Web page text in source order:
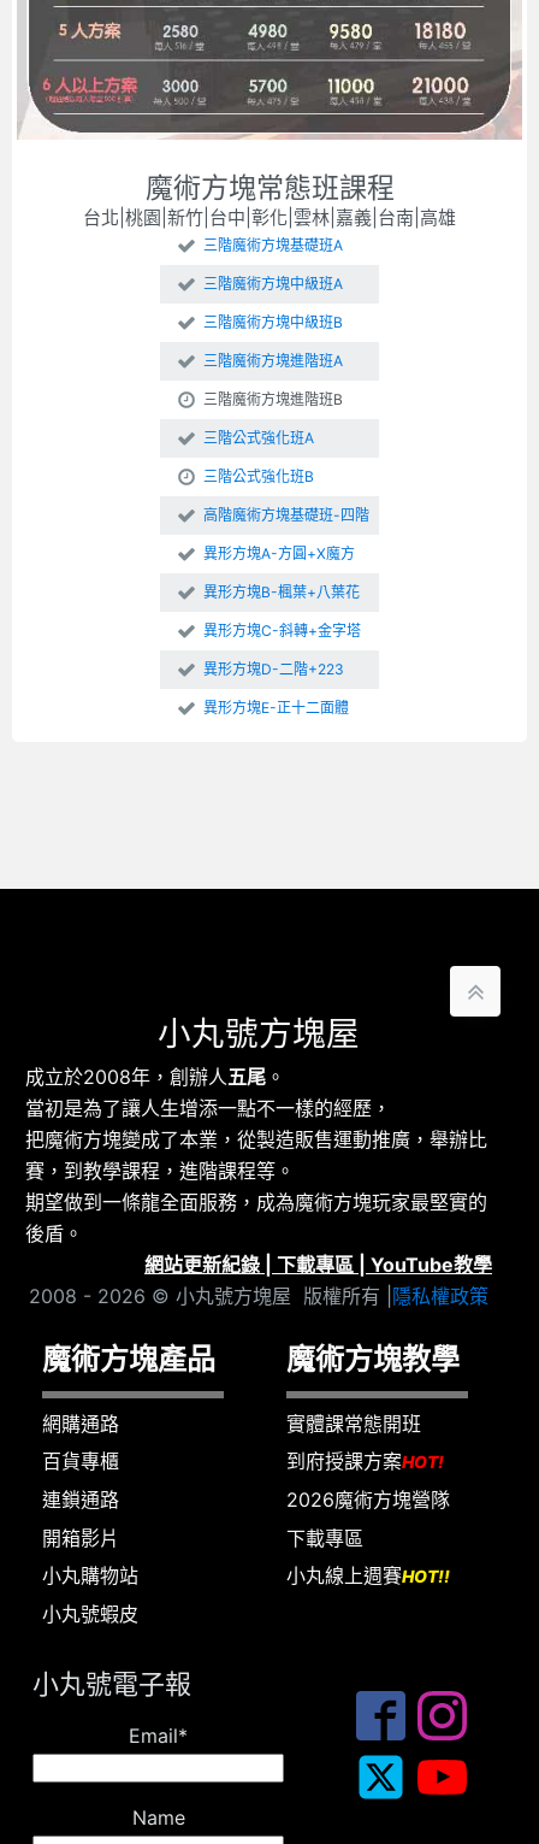
魔術方塊常態班課程
台北|桃園|新竹|台中|彰化|雲林|嘉義|台南|高雄
三階魔術方塊基礎班A
三階魔術方塊中級班A
三階魔術方塊中級班B
三階魔術方塊進階班A
三階魔術方塊進階班B
三階公式強化班A
三階公式強化班B
高階魔術方塊基礎班-四階
異形方塊A-方圓+X魔方
異形方塊B-楓葉+八葉花
異形方塊C-斜轉+金字塔
異形方塊D-二階+223
異形方塊E-正十二面體
小丸號方塊屋
成立於2008年，創辦人五尾 。
當初是為了讓人生增添一點不一樣的經歷，
把魔術方塊變成了本業，從製造販售運動推廣，舉辦比
賽，到教學課程，進階課程等。
期望做到一條龍全面服務，成為魔術方塊玩家最堅實的
後盾。
網站更新紀錄
下載專區
YouTube教學
2008 - 2026 © 小丸號方塊屋 版權所有 | 隱私權政策
魔術方塊產品
網購通路
百貨專櫃
連鎖通路
開箱影片
小丸購物站
小丸號蝦皮
魔術方塊教學
實體課常態開班
到府授課方案HOT!
2026魔術方塊營隊
下載專區
小丸線上週賽HOT!!
小丸號電子報
Email*
Name